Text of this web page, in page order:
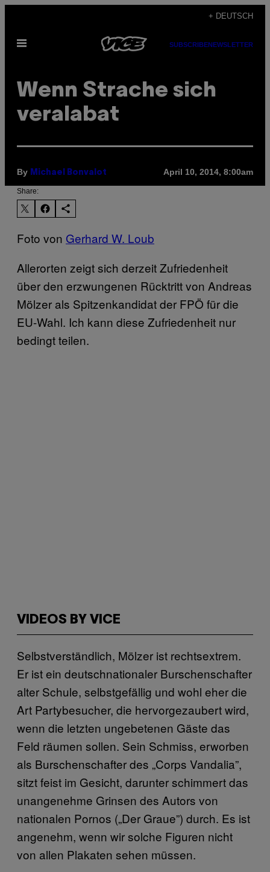
content
+ DEUTSCH
Open
SUBSCRIBENEWSLETTER
Wenn Strache sich
veralabat
By Michael Bonvalot April 10, 2014, 8:00am
Share:
Foto von Gerhard W. Loub
Allerorten zeigt sich derzeit Zufriedenheit
über den erzwungenen Rücktritt von Andreas
Mölzer als Spitzenkandidat der FPÖ für die
EU-Wahl. Ich kann diese Zufriedenheit nur
bedingt teilen.
VIDEOS BY VICE
Selbstverständlich, Mölzer ist rechtsextrem.
Er ist ein deutschnationaler Burschenschafter
alter Schule, selbstgefällig und wohl eher die
Art Partybesucher, die hervorgezaubert wird,
wenn die letzten ungebetenen Gäste das
Feld räumen sollen. Sein Schmiss, erworben
als Burschenschafter des „Corps Vandalia”,
sitzt feist im Gesicht, darunter schimmert das
unangenehme Grinsen des Autors von
nationalen Pornos („Der Graue”) durch. Es ist
angenehm, wenn wir solche Figuren nicht
von allen Plakaten sehen müssen.